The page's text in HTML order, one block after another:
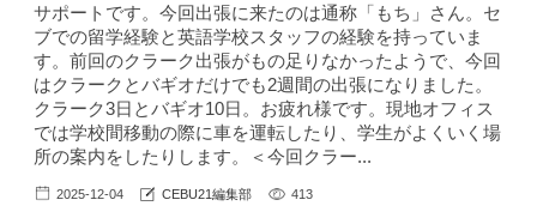
サポートです。今回出張に来たのは通称「もち」さん。セ
ブでの留学経験と英語学校スタッフの経験を持っていま
す。前回のクラーク出張がもの足りなかったようで、今回
はクラークとバギオだけでも2週間の出張になりました。
クラーク3日とバギオ10日。お疲れ様です。現地オフィス
では学校間移動の際に車を運転したり、学生がよくいく場
所の案内をしたりします。＜今回クラー...
2025-12-04 CEBU21編集部 413